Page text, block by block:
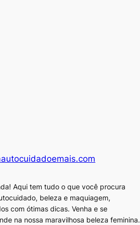
Aqui tem tudo o que você procura
beleza e maquiagem,
com ótimas dicas. Venha e se
na nossa maravilhosa beleza feminina.